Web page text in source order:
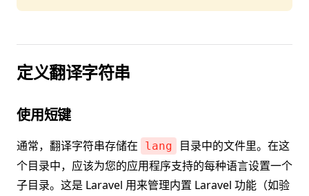
定义翻译字符串
使用短键
通常，翻译字符串存储在 lang
目录中的文件里。在这
个目录中，应该为您的应用程序支持的每种语言设置一个
子目录。这是 Laravel 用来管理内置 Laravel 功能（如验